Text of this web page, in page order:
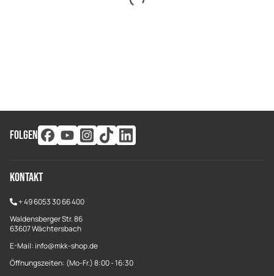
FOLGEN
Kontakt
+49 6053 30 66 400
Waldensberger Str. 86
63607 Wächtersbach
E-Mail: info@mkk-shop.de
Öffnungszeiten: (Mo-Fr.) 8:00 - 16:30